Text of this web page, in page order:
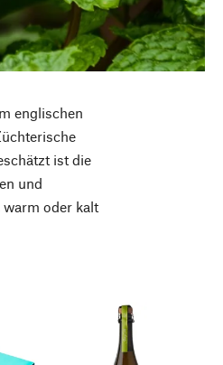
englischen
ist die
und
warm oder kalt